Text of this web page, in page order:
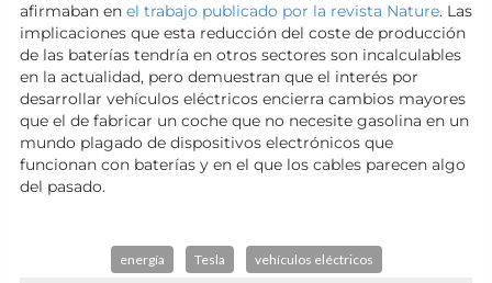
afirmaban en el trabajo publicado por la revista Nature. Las
implicaciones que esta reducción del coste de producción
de las baterías tendría en otros sectores son incalculables
en la actualidad, pero demuestran que el interés por
desarrollar vehículos eléctricos encierra cambios mayores
que el de fabricar un coche que no necesite gasolina en un
mundo plagado de dispositivos electrónicos que
funcionan con baterías y en el que los cables parecen algo
del pasado.
energía Tesla vehículos eléctricos